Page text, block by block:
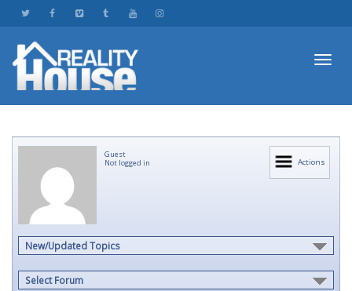
Actions
Guest
Not logged in
New/Updated Topics
Select Forum